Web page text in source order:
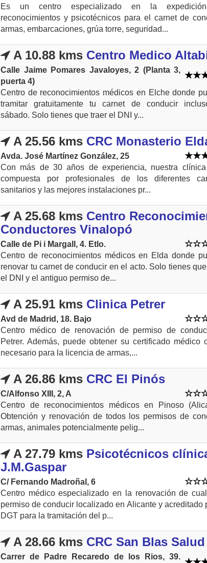
Es un centro especializado en la
reconocimientos y psicotécnicos para el carnet de
armas, embarcaciones, grúa torre, seguridad...
A 10.88 kms Centro Medico
Calle Jaime Pomares Javaloyes, 2 (Planta 3,
puerta 4)
Centro de reconocimientos médicos en Elche donde
tramitar gratuitamente tu carnet de conducir
sábado. Solo tienes que traer el DNI y...
A 25.56 kms CRC Monasterio
Avda. José Martínez González, 25
Con más de 30 años de experiencia, nuestra
compuesta por profesionales de los diferentes
sanitarios y las mejores instalaciones pr...
A 25.68 kms Centro
Conductores Vinalopó
Calle de Pi i Margall, 4. Etlo.
Centro de reconocimientos médicos en Elda donde
renovar tu carnet de conducir en el acto. Solo tienes
el DNI y el antiguo permiso de...
A 25.91 kms Clinica Petrer
Avd de Madrid, 18. Bajo
Centro médico de renovación de permiso de
Petrer. Además, puede obtener su certificado médico
necesario para la licencia de armas,...
A 26.86 kms CRC El Pinós
C/Alfonso XIII, 2, A
Centro de reconocimientos médicos en Pinoso
Obtención y renovación de todos los permisos de
armas, animales potencialmente pelig...
A 27.79 kms Psicotécnicos
J.M.Gaspar
C/ Fernando Madroñal, 6
Centro médico especializado en la renovación de
permiso de conducir localizado en Alicante y acreditado
DGT para la tramitación del p...
A 28.66 kms CRC San Blas Salud
Carrer de Padre Recaredo de los Rios, 39.